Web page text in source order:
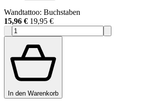
Wandtattoo: Buchstaben
15,96 € 19,95 €
In den Warenkorb